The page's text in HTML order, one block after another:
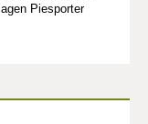
Piesporter